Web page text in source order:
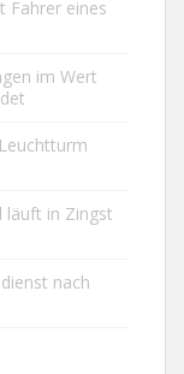
Fahrer eines
im Wert
läuft in Zingst
nach